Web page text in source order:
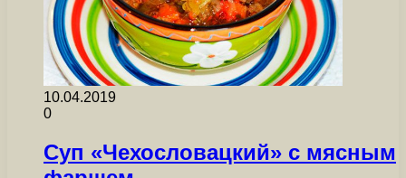
10.04.2019
0
Суп «Чехословацкий» с мясным